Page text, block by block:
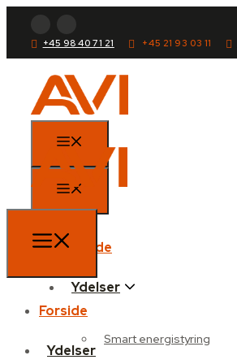
+45 98 40 71 21 +45 21 93 03 11
Forside
Ydelser
Smart energistyring
Forside
Ydelser